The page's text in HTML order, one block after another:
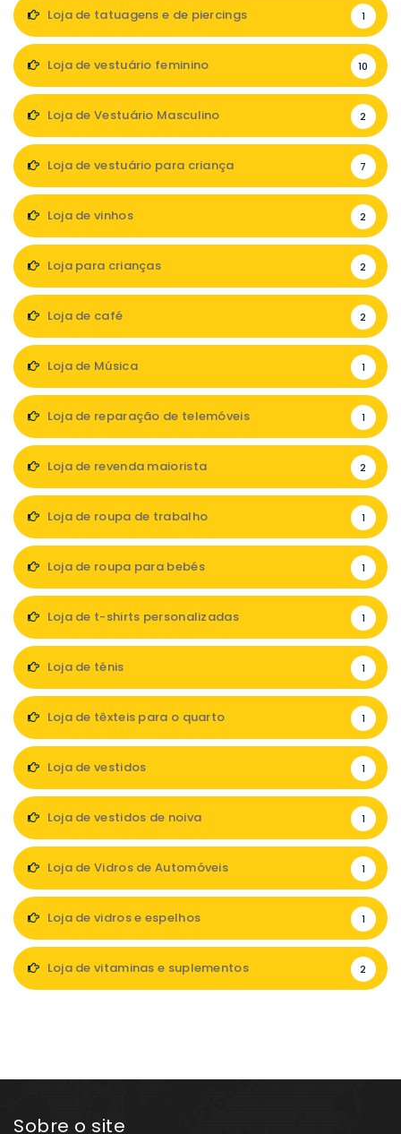
Loja de tatuagens e de piercings 1
Loja de vestuário feminino 10
Loja de Vestuário Masculino 2
Loja de vestuário para criança 7
Loja de vinhos 2
Loja para crianças 2
Loja de café 2
Loja de Música 1
Loja de reparação de telemóveis 1
Loja de revenda maiorista 2
Loja de roupa de trabalho 1
Loja de roupa para bebés 1
Loja de t-shirts personalizadas 1
Loja de ténis 1
Loja de têxteis para o quarto 1
Loja de vestidos 1
Loja de vestidos de noiva 1
Loja de Vidros de Automóveis 1
Loja de vidros e espelhos 1
Loja de vitaminas e suplementos 2
Sobre o site